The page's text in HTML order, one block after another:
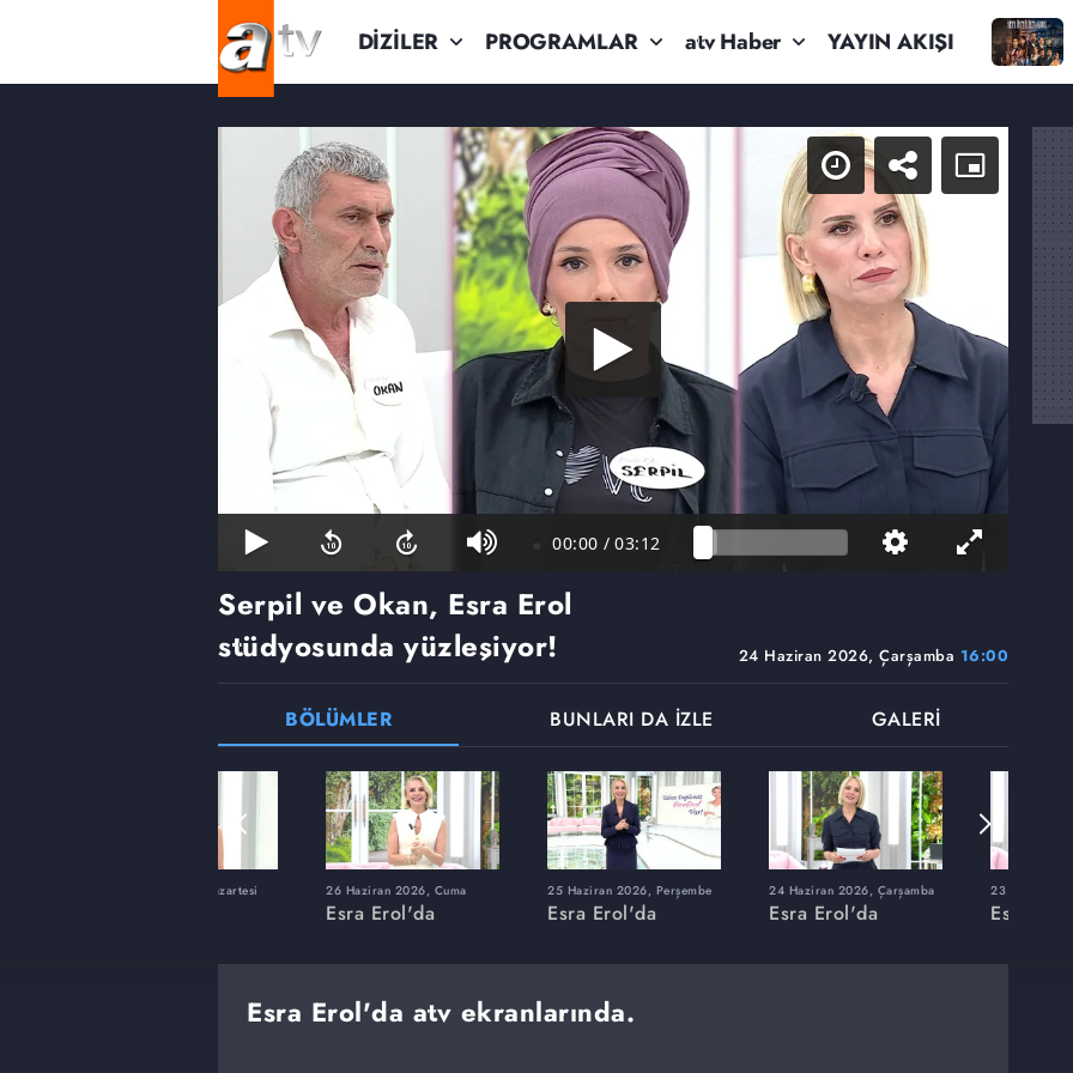
DİZİLER PROGRAMLAR atv Haber YAYIN AKIŞI
00:00 / 03:12
24 Haziran 2026, Çarşamba 16:00
Serpil ve Okan, Esra Erol
stüdyosunda yüzleşiyor!
BÖLÜMLER BUNLARI DA İZLE GALERİ
8 Haziran 2026, Pazartesi 26 Haziran 2026, Cuma
Esra Erol'da
25 Haziran 2026, Perşembe
Esra Erol'da
24 Haziran 2026, Çarşamba
Esra Erol'da
23 Haziran
Esra
Esra Erol'da atv ekranlarında.